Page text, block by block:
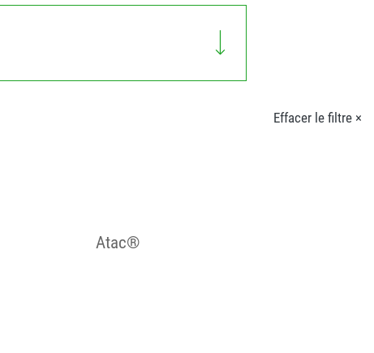
Effacer le filtre ×
Atac®